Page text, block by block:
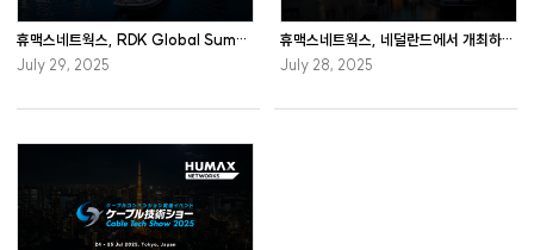
휴맥스네트웍스, RDK Global Summit 2025에 참가
July 29, 2025
휴맥스네트웍스, 네덜란드에서 개최하는 IBC 2025에 참가
July 28, 2025